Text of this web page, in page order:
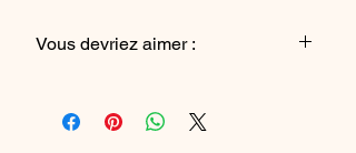
haute.
Élasthanne
Vous devriez aimer :